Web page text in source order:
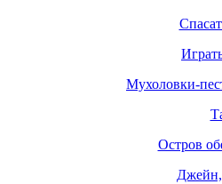
Мухоловки-
Остров
Джейн,